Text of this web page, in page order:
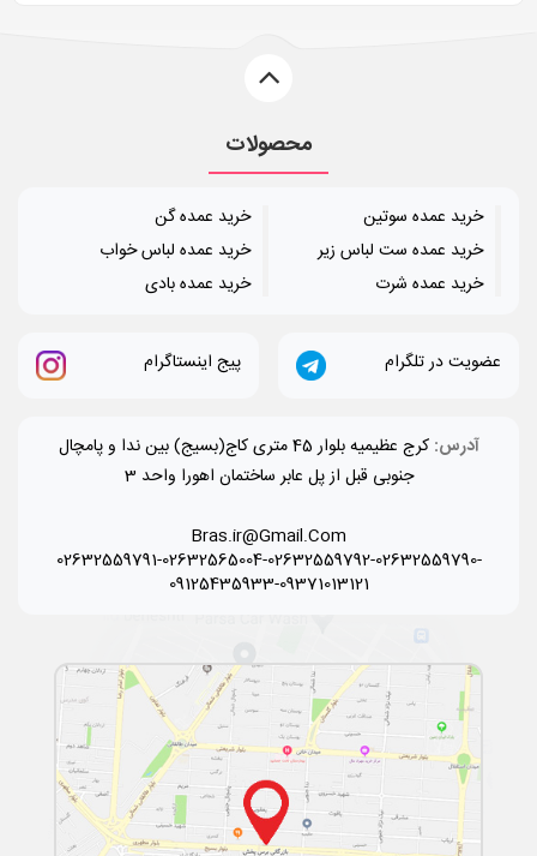
محصولات
خرید عمده سوتین
خرید عمده ست لباس زیر
خرید عمده شرت
خرید عمده گن
خرید عمده لباس خواب
خرید عمده بادی
عضویت در تلگرام پیج اینستاگرام
آدرس:
کرج عظیمیه بلوار 45 متری کاج(بسیج) بین ندا و پامچال
جنوبی قبل از پل عابر ساختمان اهورا واحد 3
Bras.ir@Gmail.Com
02632559791-02632565004-02632559792-02632559790-
09125435933-09371013121